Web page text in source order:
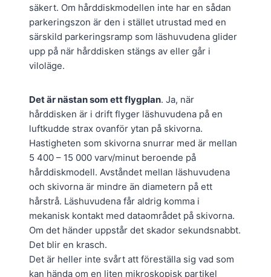
säkert. Om hårddiskmodellen inte har en sådan
parkeringszon är den i stället utrustad med en
särskild parkeringsramp som läshuvudena glider
upp på när hårddisken stängs av eller går i
viloläge.
Det är nästan som ett flygplan. Ja, när
hårddisken är i drift flyger läshuvudena på en
luftkudde strax ovanför ytan på skivorna.
Hastigheten som skivorna snurrar med är mellan
5 400 – 15 000 varv/minut beroende på
hårddiskmodell. Avståndet mellan läshuvudena
och skivorna är mindre än diametern på ett
hårstrå. Läshuvudena får aldrig komma i
mekanisk kontakt med dataområdet på skivorna.
Om det händer uppstår det skador sekundsnabbt.
Det blir en krasch.
Det är heller inte svårt att föreställa sig vad som
kan hända om en liten mikroskopisk partikel